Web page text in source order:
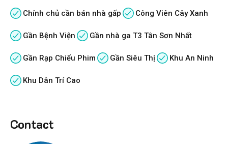
Chính chủ cần bán nhà gấp Công Viên Cây Xanh
Gần Bệnh Viện Gần nhà ga T3 Tân Sơn Nhất
Gần Rạp Chiếu Phim Gần Siêu Thị Khu An Ninh
Khu Dân Trí Cao
Contact